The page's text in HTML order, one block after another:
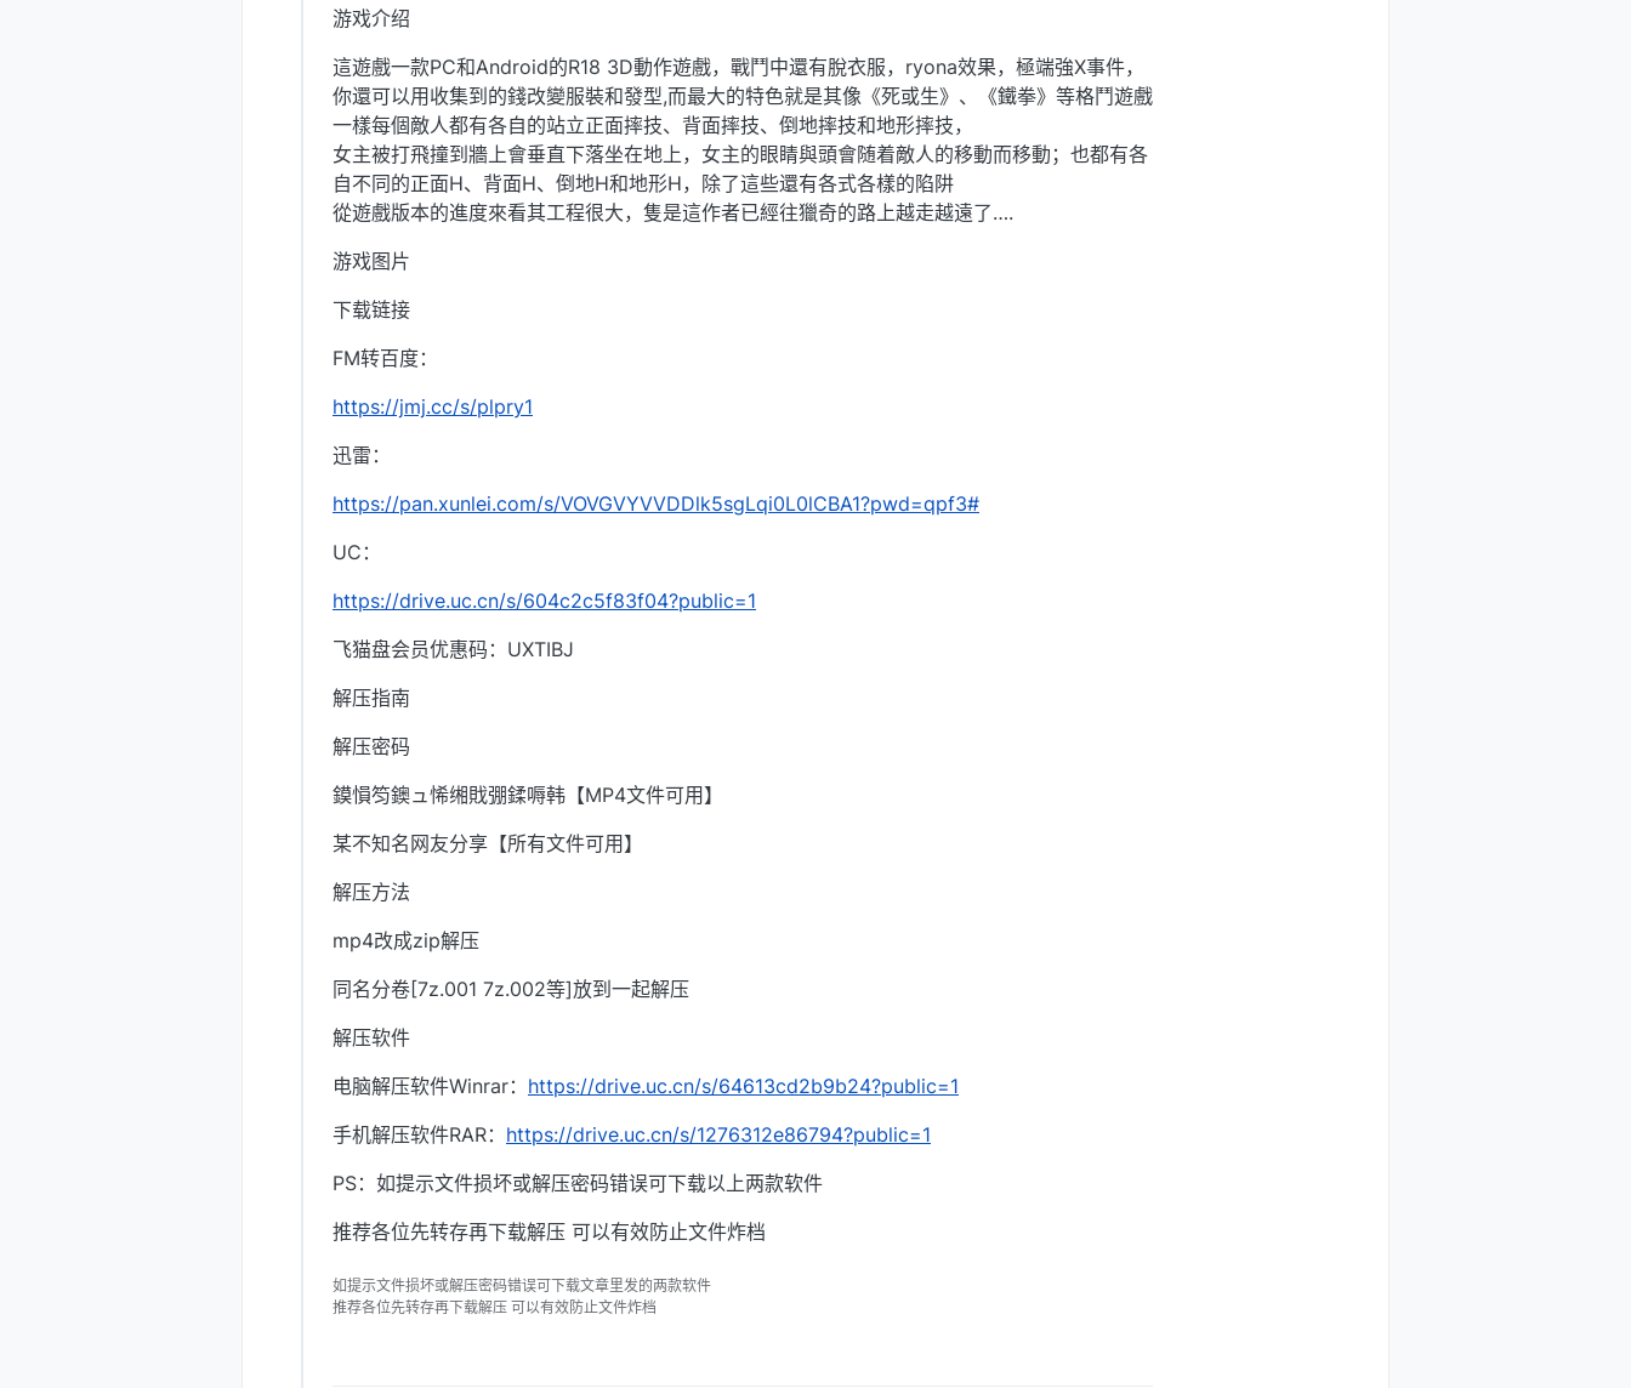
游戏介绍
這遊戲一款PC和Android的R18 3D動作遊戲，戰鬥中還有脫衣服，ryona效果，極端強X事件，
你還可以用收集到的錢改變服裝和發型,而最大的特色就是其像《死或生》、《鐵拳》等格鬥遊戲
一樣每個敵人都有各自的站立正面摔技、背面摔技、倒地摔技和地形摔技，
女主被打飛撞到牆上會垂直下落坐在地上，女主的眼睛與頭會随着敵人的移動而移動；也都有各
自不同的正面H、背面H、倒地H和地形H，除了這些還有各式各樣的陷阱
從遊戲版本的進度來看其工程很大，隻是這作者已經往獵奇的路上越走越遠了….
游戏图片
下载链接
FM转百度：
https://jmj.cc/s/plpry1
迅雷：
https://pan.xunlei.com/s/VOVGVYVVDDlk5sgLqi0L0lCBA1?pwd=qpf3#
UC：
https://drive.uc.cn/s/604c2c5f83f04?public=1
飞猫盘会员优惠码：UXTIBJ
解压指南
解压密码
鏌愪笉鐭ュ悕缃戝弸鍒嗕韩【MP4文件可用】
某不知名网友分享【所有文件可用】
解压方法
mp4改成zip解压
同名分卷[7z.001 7z.002等]放到一起解压
解压软件
电脑解压软件Winrar： https://drive.uc.cn/s/64613cd2b9b24?public=1
手机解压软件RAR： https://drive.uc.cn/s/1276312e86794?public=1
PS：如提示文件损坏或解压密码错误可下载以上两款软件
推荐各位先转存再下载解压 可以有效防止文件炸档
如提示文件损坏或解压密码错误可下载文章里发的两款软件
推荐各位先转存再下载解压 可以有效防止文件炸档